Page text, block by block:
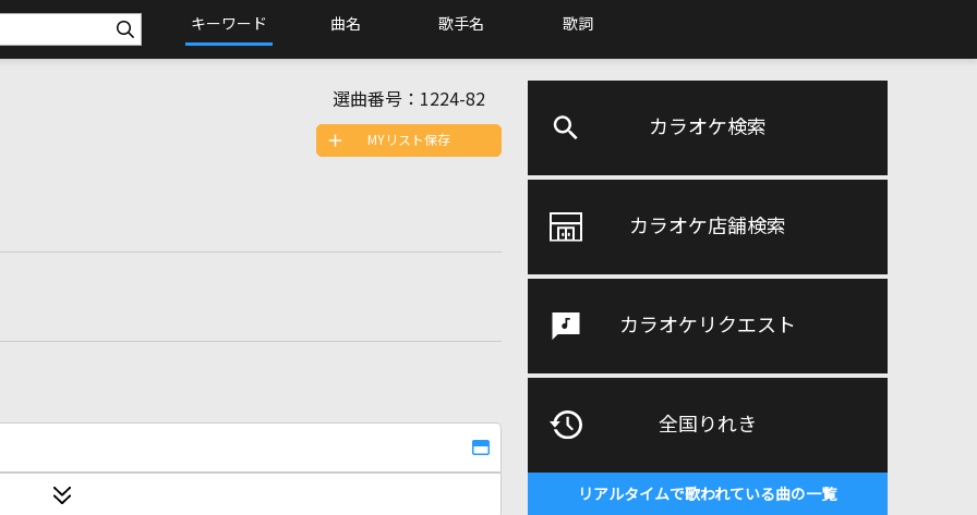
キーワード 曲名 歌手名 歌詞
カラオケ検索
カラオケ店舗検索
カラオケリクエスト
全国りれき
リアルタイムで歌われている曲の一覧
選曲番号： 1224-82
MYリスト保存